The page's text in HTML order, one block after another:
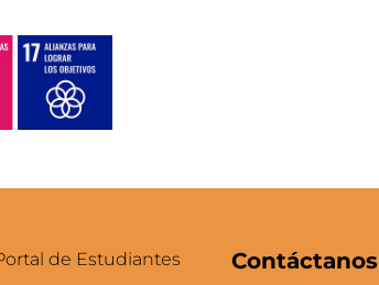
de Estudiantes
Contáctanos